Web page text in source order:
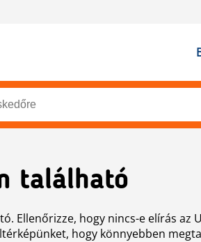
található
Ellenőrizze, hogy nincs-e elírás az
hogy könnyebben